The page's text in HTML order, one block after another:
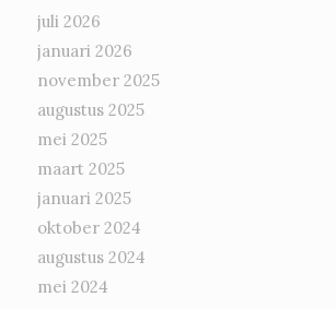
juli 2026
januari 2026
november 2025
augustus 2025
mei 2025
maart 2025
januari 2025
oktober 2024
augustus 2024
mei 2024